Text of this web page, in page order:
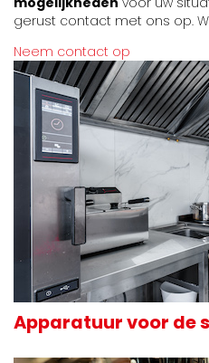
gerust contact met ons op.
Neem contact op
Apparatuur voor de